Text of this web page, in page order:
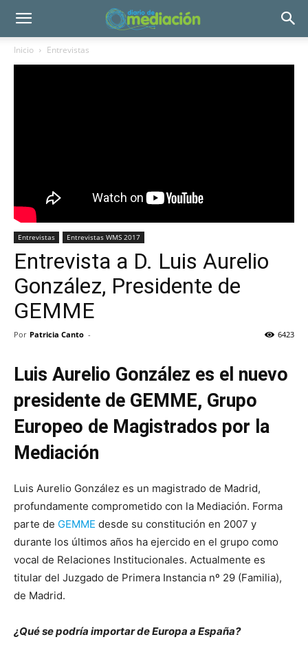
Inicio Entrevistas
Entrevistas Entrevistas WMS 2017
Entrevista a D. Luis Aurelio
González, Presidente de
GEMME
Por Patricia Canto - 6423
Luis Aurelio González es el nuevo
presidente de GEMME, Grupo
Europeo de Magistrados por la
Mediación
Luis Aurelio González es un magistrado de Madrid,
profundamente comprometido con la Mediación. Forma
parte de GEMME desde su constitución en 2007 y
durante los últimos años ha ejercido en el grupo como
vocal de Relaciones Institucionales. Actualmente es
titular del Juzgado de Primera Instancia nº 29 (Familia),
de Madrid.
¿Qué se podría importar de Europa a España?